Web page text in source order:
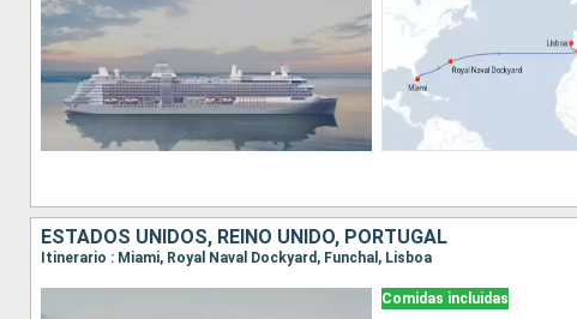
ESTADOS UNIDOS, REINO UNIDO, PORTUGAL
Itinerario : Miami, Royal Naval Dockyard, Funchal, Lisboa
Comidas incluidas